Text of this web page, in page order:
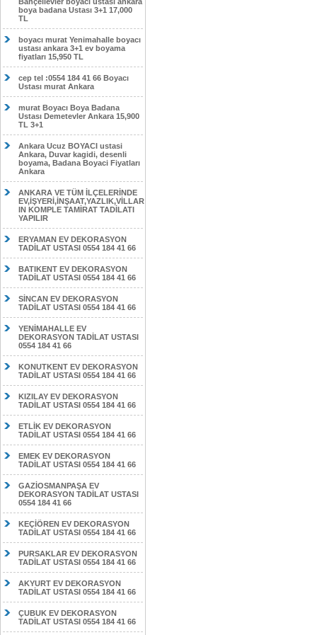
boya badana Ustası 3+1 17,000
TL
boyacı murat Yenimahalle boyacı
ustası ankara 3+1 ev boyama
fiyatları 15,950 TL
cep tel :0554 184 41 66 Boyacı
Ustası murat Ankara
murat Boyacı Boya Badana
Ustası Demetevler Ankara 15,900
TL 3+1
Ankara Ucuz BOYACI ustasi
Ankara, Duvar kagidi, desenli
boyama, Badana Boyaci Fiyatları
Ankara
ANKARA VE TÜM İLÇELERİNDE
EV,İŞYERİ,İNŞAAT,YAZLIK,VİLLAR
IN KOMPLE TAMİRAT TADİLATI
YAPILIR
ERYAMAN EV DEKORASYON
TADİLAT USTASI 0554 184 41 66
BATIKENT EV DEKORASYON
TADİLAT USTASI 0554 184 41 66
SİNCAN EV DEKORASYON
TADİLAT USTASI 0554 184 41 66
YENİMAHALLE EV
DEKORASYON TADİLAT USTASI
0554 184 41 66
KONUTKENT EV DEKORASYON
TADİLAT USTASI 0554 184 41 66
KIZILAY EV DEKORASYON
TADİLAT USTASI 0554 184 41 66
ETLİK EV DEKORASYON
TADİLAT USTASI 0554 184 41 66
EMEK EV DEKORASYON
TADİLAT USTASI 0554 184 41 66
GAZİOSMANPAŞA EV
DEKORASYON TADİLAT USTASI
0554 184 41 66
KEÇİÖREN EV DEKORASYON
TADİLAT USTASI 0554 184 41 66
PURSAKLAR EV DEKORASYON
TADİLAT USTASI 0554 184 41 66
AKYURT EV DEKORASYON
TADİLAT USTASI 0554 184 41 66
ÇUBUK EV DEKORASYON
TADİLAT USTASI 0554 184 41 66